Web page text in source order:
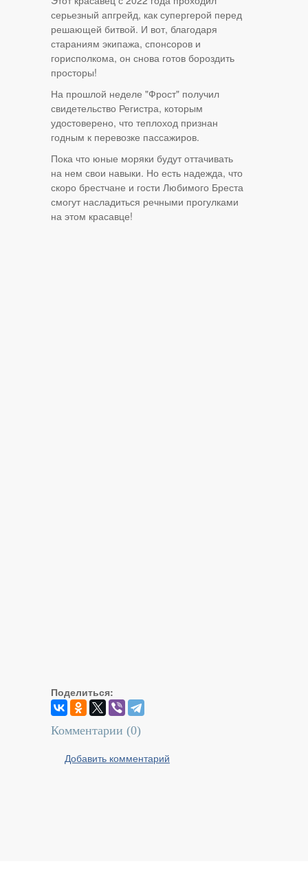
серьезный апгрейд, как супергерой перед
решающей битвой. И вот, благодаря
стараниям экипажа, спонсоров и
горисполкома, он снова готов бороздить
просторы!
На прошлой неделе "Фрост" получил
свидетельство Регистра, которым
удостоверено, что теплоход признан
годным к перевозке пассажиров.
Пока что юные моряки будут оттачивать
на нем свои навыки. Но есть надежда, что
скоро брестчане и гости Любимого Бреста
смогут насладиться речными прогулками
на этом красавце!
Поделиться:
Комментарии (0)
Добавить комментарий